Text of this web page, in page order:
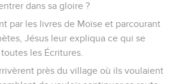
dans sa gloire ?
par les livres de Moïse et parcourant
Jésus leur expliqua ce qui se
les Écritures.
près du village où ils voulaient